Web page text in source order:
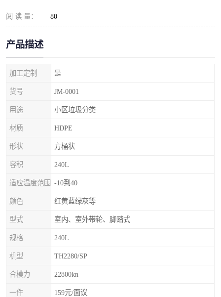
阅 读 量： 80
产品描述
加工定制 是
货号 JM-0001
用途 小区垃圾分类
材质 HDPE
形状 方桶状
容积 240L
适应温度范围 -10到40
颜色 红黄蓝绿灰等
型式 室内、室外带轮、脚踏式
规格 240L
机型 TH2280/SP
合模力 22800kn
一件 159元/面议